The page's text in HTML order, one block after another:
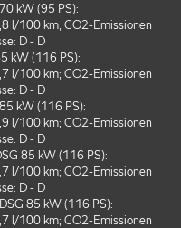
kW (95 PS):
l/100 km; CO2-Emissionen
D - D
kW (116 PS):
l/100 km; CO2-Emissionen
D - D
kW (116 PS):
l/100 km; CO2-Emissionen
D - D
85 kW (116 PS):
l/100 km; CO2-Emissionen
D - D
85 kW (116 PS):
l/100 km; CO2-Emissionen